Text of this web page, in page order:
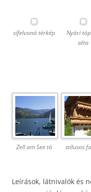
sífelvonó térkép
Nyári
séta
Zell am See tó stílusos
Leírások, látnivalók és